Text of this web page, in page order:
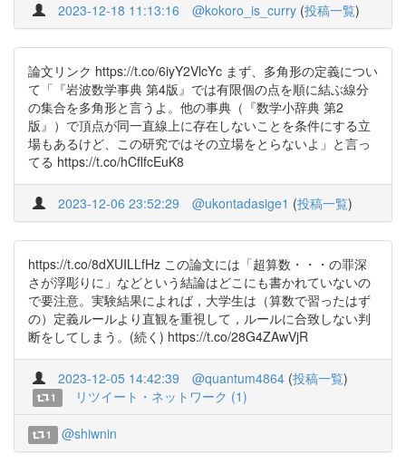
2023-12-18 11:13:16 @kokoro_is_curry (投稿一覧)
論文リンク https://t.co/6iyY2VlcYc まず、多角形の定義につい
て「『岩波数学事典 第4版』では有限個の点を順に結ぶ線分
の集合を多角形と言うよ。他の事典（『数学小辞典 第2
版』）で頂点が同一直線上に存在しないことを条件にする立
場もあるけど、この研究ではその立場をとらないよ」と言っ
てる https://t.co/hCflfcEuK8
2023-12-06 23:52:29 @ukontadasige1 (投稿一覧)
https://t.co/8dXUILLfHz この論文には「超算数・・・の罪深
さが浮彫りに」などという結論はどこにも書かれていないの
で要注意。実験結果によれば，大学生は（算数で習ったはず
の）定義ルールより直観を重視して，ルールに合致しない判
断をしてしまう。(続く) https://t.co/28G4ZAwVjR
2023-12-05 14:42:39 @quantum4864 (投稿一覧)
1 リツイート・ネットワーク (1)
1 @shiwnin